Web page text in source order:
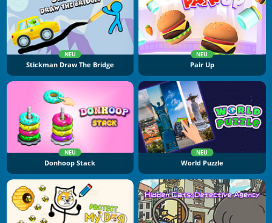
NEU
Stickman Draw The Bridge
NEU
Pair Up
NEU
Donhoop Stack
NEU
World Puzzle